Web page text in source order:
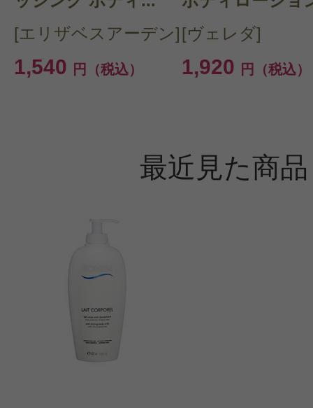
[エリザベスアーデン]
1,540 円（税込）
[ヴェレダ]
1,920 円（税込）
最近見た商品